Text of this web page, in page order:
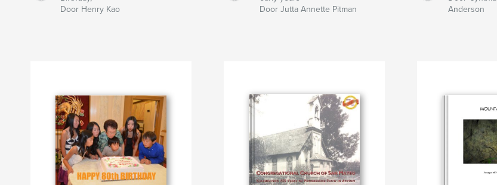
Door Henry Kao
Door Jutta Annette Pitman
Anderson